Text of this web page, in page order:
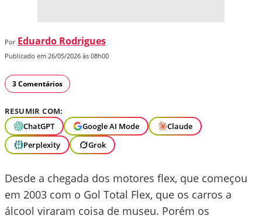
Por Eduardo Rodrigues
Publicado em 26/05/2026 às 08h00
3 Comentários
RESUMIR COM:
ChatGPT
Google AI Mode
Claude
Perplexity
Grok
Desde a chegada dos motores flex, que começou
em 2003 com o Gol Total Flex, que os carros a
álcool viraram coisa de museu. Porém os